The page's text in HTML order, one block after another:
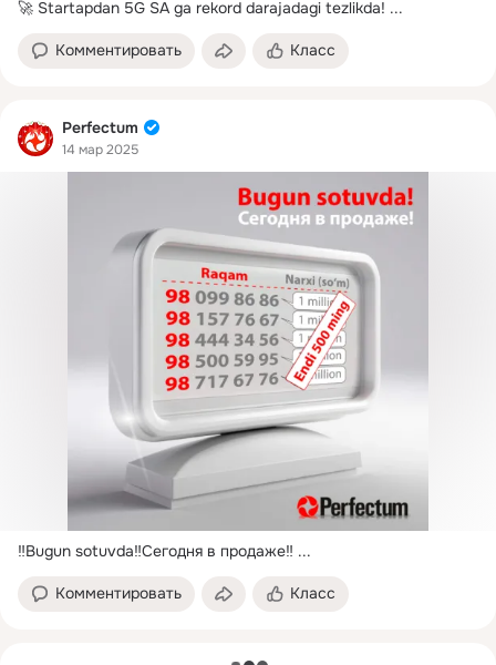
🚀 Startapdan 5G SA ga rekord darajadagi tezlikda! ...
Комментировать Класс
Perfectum
14 мар 2025
‼️Bugun sotuvda‼️Сегодня в продаже‼️ ...
Комментировать Класс